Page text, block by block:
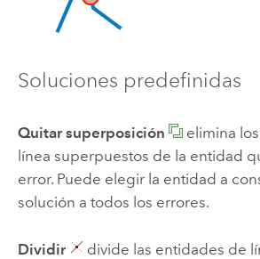
Soluciones predefinidas
Quitar superposición
elimina
línea superpuestos de la entidad
error. Puede elegir la entidad a
solución a todos los errores.
Dividir
divide las entidades de